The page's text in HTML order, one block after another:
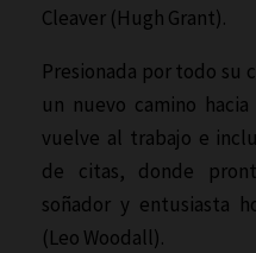
Cleaver (Hugh Grant).
Presionada por todo su
un nuevo camino
vuelve al trabajo e
de citas, donde
soñador y entusiasta
(Leo Woodall).